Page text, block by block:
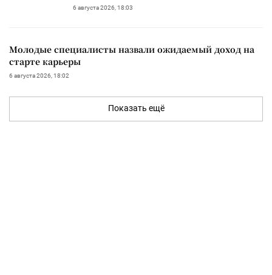
6 августа 2026, 18:03
Молодые специалисты назвали ожидаемый доход на
старте карьеры
6 августа 2026, 18:02
Показать ещё